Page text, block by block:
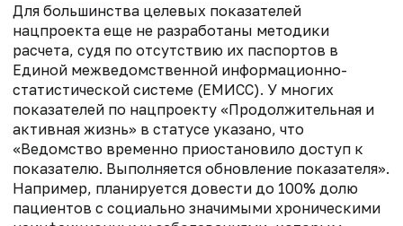
Для большинства целевых показателей
нацпроекта еще не разработаны методики
расчета, судя по отсутствию их паспортов в
Единой межведомственной информационно-
статистической системе (ЕМИСС). У многих
показателей по нацпроекту «Продолжительная и
активная жизнь» в статусе указано, что
«Ведомство временно приостановило доступ к
показателю. Выполняется обновление показателя».
Например, планируется довести до 100% долю
пациентов с социально значимыми хроническими